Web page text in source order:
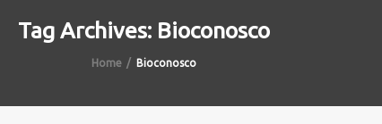
Tag Archives: Bioconosco
Home Bioconosco